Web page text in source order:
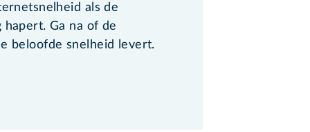
als de
hapert. Ga na of de
beloofde snelheid levert.